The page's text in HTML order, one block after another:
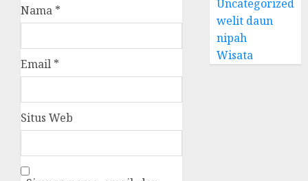
Nama *
Email *
Situs Web
Uncategorized
welit daun
nipah
Wisata